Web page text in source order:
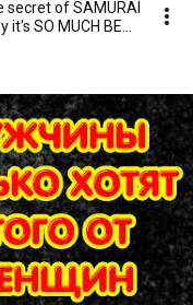
secret of SAMURAI
SO MUCH BE...